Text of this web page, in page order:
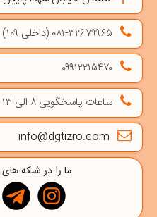
۰۸۱-۳۲۶۷۹۹۶۵ (داخلی ۱۰۹)
۰۹۹۱۲۲۱۵۴۷۰
ساعات پاسخگویی ۸ الی ۱۳ ، ۱۵ الی ۱۸:۳۰
info@dgtizro.com
ما را در شبکه های